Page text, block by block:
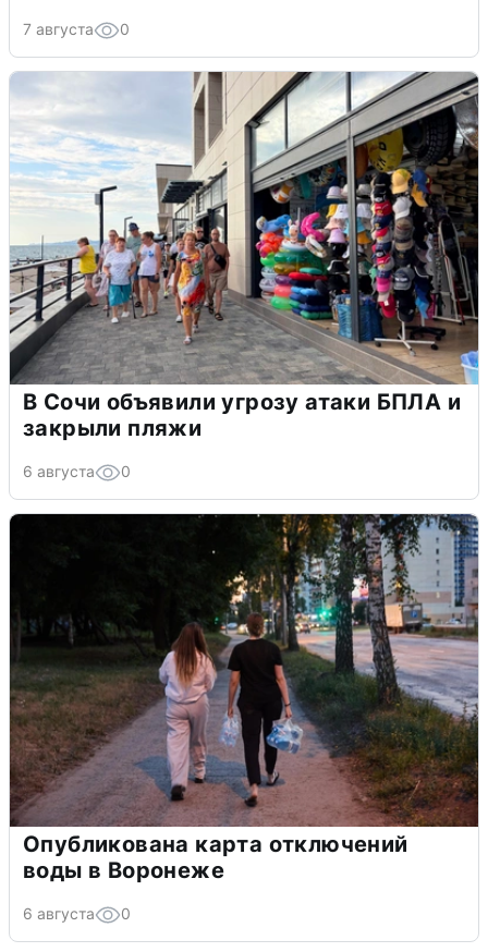
7 августа 0
В Сочи объявили угрозу атаки БПЛА и
закрыли пляжи
6 августа 0
Опубликована карта отключений
воды в Воронеже
6 августа 0